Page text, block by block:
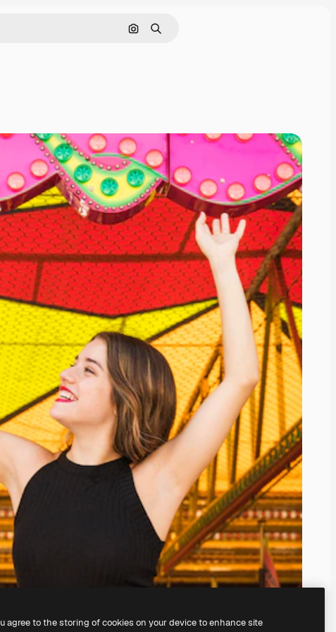
ค้นหาตามรูปภาพ
ค้นหา
agree to the storing of cookies on your device to enhance site